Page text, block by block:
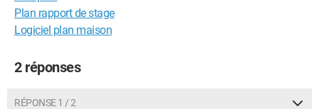
Plan rapport de stage
Logiciel plan maison
2 réponses
RÉPONSE 1 / 2